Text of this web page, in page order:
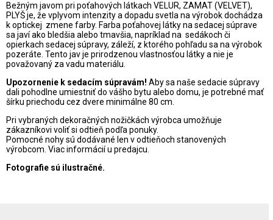
Bežným javom pri poťahových látkach VELUR, ZAMAT (VELVET),
PLYŠ je, že vplyvom intenzity a dopadu svetla na výrobok dochádza
k optickej zmene farby. Farba poťahovej látky na sedacej súprave
sa javí ako bledšia alebo tmavšia, napríklad na sedákoch či
opierkach sedacej súpravy, záleží, z ktorého pohľadu sa na výrobok
pozeráte. Tento jav je prirodzenou vlastnosťou látky a nie je
považovaný za vadu materiálu.
Upozornenie k sedacím súpravám! Aby sa naše sedacie súpravy
dali pohodlne umiestniť do vášho bytu alebo domu, je potrebné mať
šírku priechodu cez dvere minimálne 80 cm.
Pri vybraných dekoračných nožičkách výrobca umožňuje
zákazníkovi voliť si odtieň podľa ponuky.
Pomocné nohy sú dodávané len v odtieňoch stanovených
výrobcom. Viac informácií u predajcu.
Fotografie sú ilustračné.